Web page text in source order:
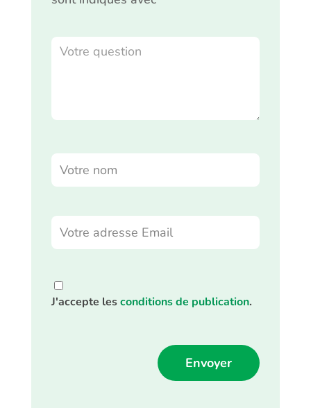
J'accepte lesconditions de publication.